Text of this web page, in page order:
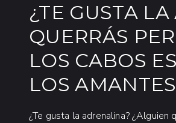
¿TE GUSTA
QUERRÁS
LOS CABOS
LOS
¿Te gusta la adrenalina? ¿Alguien